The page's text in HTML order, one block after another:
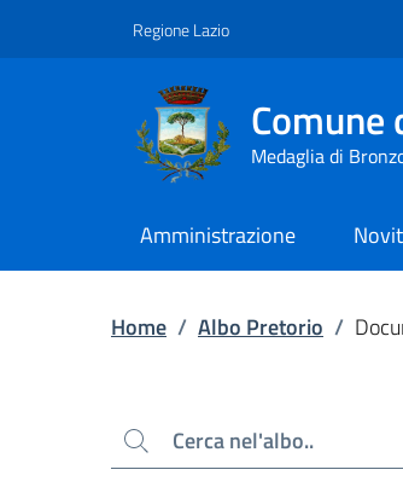
Regione Lazio
Medaglia di
Amministrazione
Home / Albo Pretorio /
Cerca